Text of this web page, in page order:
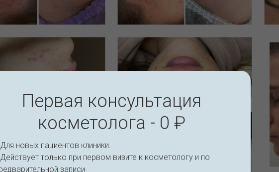
Первая консультация
косметолога - 0 ₽
Для новых пациентов клиники.
Действует только при первом визите к косметологу и по
записи